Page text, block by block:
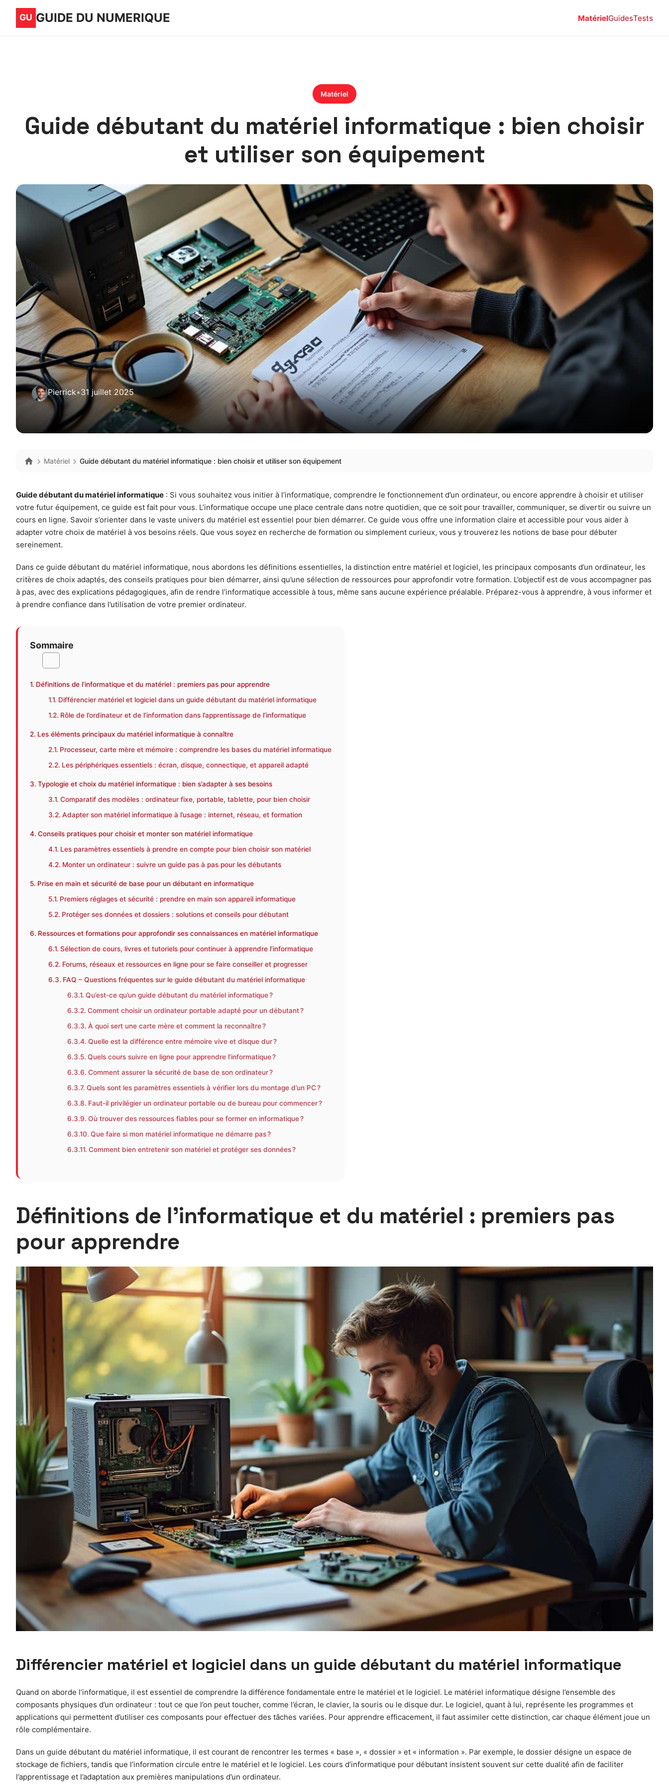
GUIDE DU NUMERIQUE MatérielGuidesTests
Matériel
Guide débutant du matériel informatique : bien choisir
et utiliser son équipement
Pierrick•31 juillet 2025
Matériel Guide débutant du matériel informatique : bien choisir et utiliser son équipement
Guide débutant du matériel informatique : Si vous souhaitez vous initier à l’informatique, comprendre le fonctionnement d’un ordinateur, ou encore apprendre à choisir et utiliser
votre futur équipement, ce guide est fait pour vous. L’informatique occupe une place centrale dans notre quotidien, que ce soit pour travailler, communiquer, se divertir ou suivre un
cours en ligne. Savoir s’orienter dans le vaste univers du matériel est essentiel pour bien démarrer. Ce guide vous offre une information claire et accessible pour vous aider à
adapter votre choix de matériel à vos besoins réels. Que vous soyez en recherche de formation ou simplement curieux, vous y trouverez les notions de base pour débuter
sereinement.
Dans ce guide débutant du matériel informatique, nous abordons les définitions essentielles, la distinction entre matériel et logiciel, les principaux composants d’un ordinateur, les
critères de choix adaptés, des conseils pratiques pour bien démarrer, ainsi qu’une sélection de ressources pour approfondir votre formation. L’objectif est de vous accompagner pas
à pas, avec des explications pédagogiques, afin de rendre l’informatique accessible à tous, même sans aucune expérience préalable. Préparez-vous à apprendre, à vous informer et
à prendre confiance dans l’utilisation de votre premier ordinateur.
Sommaire
Définitions de l’informatique et du matériel : premiers pas pour apprendre
Différencier matériel et logiciel dans un guide débutant du matériel informatique
Rôle de l’ordinateur et de l’information dans l’apprentissage de l’informatique
Les éléments principaux du matériel informatique à connaître
Processeur, carte mère et mémoire : comprendre les bases du matériel informatique
Les périphériques essentiels : écran, disque, connectique, et appareil adapté
Typologie et choix du matériel informatique : bien s’adapter à ses besoins
Comparatif des modèles : ordinateur fixe, portable, tablette, pour bien choisir
Adapter son matériel informatique à l’usage : internet, réseau, et formation
Conseils pratiques pour choisir et monter son matériel informatique
Les paramètres essentiels à prendre en compte pour bien choisir son matériel
Monter un ordinateur : suivre un guide pas à pas pour les débutants
Prise en main et sécurité de base pour un débutant en informatique
Premiers réglages et sécurité : prendre en main son appareil informatique
Protéger ses données et dossiers : solutions et conseils pour débutant
Ressources et formations pour approfondir ses connaissances en matériel informatique
Sélection de cours, livres et tutoriels pour continuer à apprendre l’informatique
Forums, réseaux et ressources en ligne pour se faire conseiller et progresser
FAQ – Questions fréquentes sur le guide débutant du matériel informatique
Qu’est-ce qu’un guide débutant du matériel informatique ?
Comment choisir un ordinateur portable adapté pour un débutant ?
À quoi sert une carte mère et comment la reconnaître ?
Quelle est la différence entre mémoire vive et disque dur ?
Quels cours suivre en ligne pour apprendre l’informatique ?
Comment assurer la sécurité de base de son ordinateur ?
Quels sont les paramètres essentiels à vérifier lors du montage d’un PC ?
Faut-il privilégier un ordinateur portable ou de bureau pour commencer ?
Où trouver des ressources fiables pour se former en informatique ?
Que faire si mon matériel informatique ne démarre pas ?
Comment bien entretenir son matériel et protéger ses données ?
Définitions de l’informatique et du matériel : premiers pas
pour apprendre
Différencier matériel et logiciel dans un guide débutant du matériel informatique
Quand on aborde l’informatique, il est essentiel de comprendre la différence fondamentale entre le matériel et le logiciel. Le matériel informatique désigne l’ensemble des
composants physiques d’un ordinateur : tout ce que l’on peut toucher, comme l’écran, le clavier, la souris ou le disque dur. Le logiciel, quant à lui, représente les programmes et
applications qui permettent d’utiliser ces composants pour effectuer des tâches variées. Pour apprendre efficacement, il faut assimiler cette distinction, car chaque élément joue un
rôle complémentaire.
Dans un guide débutant du matériel informatique, il est courant de rencontrer les termes « base », « dossier » et « information ». Par exemple, le dossier désigne un espace de
stockage de fichiers, tandis que l’information circule entre le matériel et le logiciel. Les cours d’informatique pour débutant insistent souvent sur cette dualité afin de faciliter
l’apprentissage et l’adaptation aux premières manipulations d’un ordinateur.